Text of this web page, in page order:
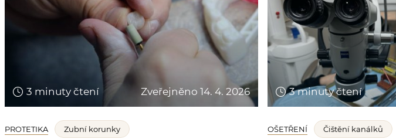
3 minuty čtení Zveřejněno 14. 4. 2026
PROTETIKA Zubní korunky
3 minuty čtení
OŠETŘENÍ Čištění kanálků